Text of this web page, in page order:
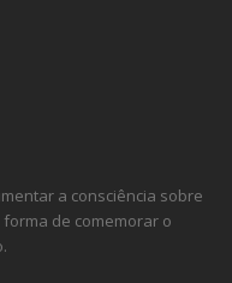
a consciência sobre
de comemorar o